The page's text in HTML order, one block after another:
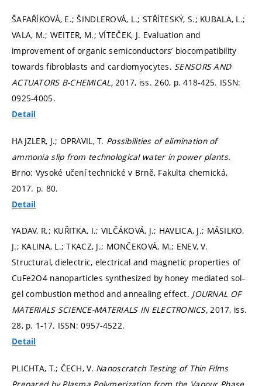
ŠAFAŘÍKOVÁ, E.; ŠINDLEROVÁ, L.; STŘÍTESKÝ, S.; KUBALA, L.;
VALA, M.; WEITER, M.; VÍTEČEK, J. Evaluation and
improvement of organic semiconductors’ biocompatibility
towards fibroblasts and cardiomyocytes. SENSORS AND
ACTUATORS B-CHEMICAL,2017, iss. 260, p. 418-425. ISSN:
0925-4005.
Detail
HAJZLER, J.; OPRAVIL, T. Possibilities of elimination of
ammonia slip from technological water in power plants.
Brno: Vysoké učení technické v Brně, Fakulta chemická,
2017. p. 80.
Detail
YADAV, R.; KUŘITKA, I.; VILČÁKOVÁ, J.; HAVLICA, J.; MÁSILKO,
J.; KALINA, L.; TKACZ, J.; MONČEKOVÁ, M.; ENEV, V.
Structural, dielectric, electrical and magnetic properties of
CuFe2O4 nanoparticles synthesized by honey mediated sol–
gel combustion method and annealing effect. JOURNAL OF
MATERIALS SCIENCE-MATERIALS IN ELECTRONICS,2017, iss.
28, p. 1-17. ISSN: 0957-4522.
Detail
PLICHTA, T.; ČECH, V. Nanoscratch Testing of Thin Films
Prepared by Plasma Polymerization from the Vapour Phase